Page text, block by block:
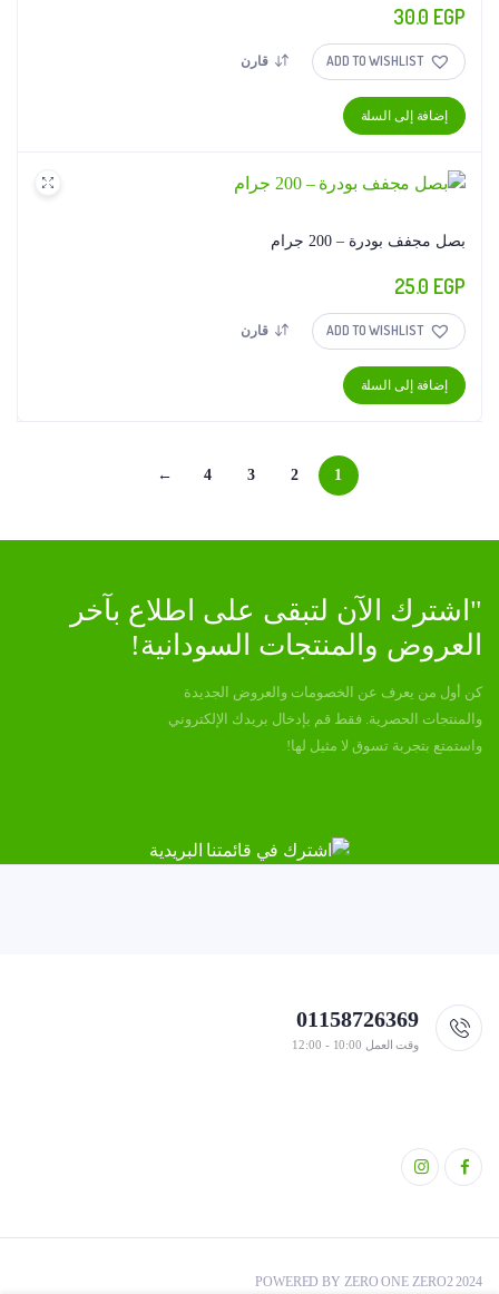
30.0 EGP
ADD TO WISHLIST قارن
إضافة إلى السلة
بصل مجفف بودرة – 200 جرام
25.0 EGP
ADD TO WISHLIST قارن
إضافة إلى السلة
1
2
3
4
←
"اشترك الآن لتبقى على اطلاع بآخر
العروض والمنتجات السودانية!
كن أول من يعرف عن الخصومات والعروض الجديدة
والمنتجات الحصرية. فقط قم بإدخال بريدك الإلكتروني
واستمتع بتجربة تسوق لا مثيل لها!
01158726369
وقت العمل 10:00 - 12:00
POWERED BY ZERO ONE ZERO2 2024